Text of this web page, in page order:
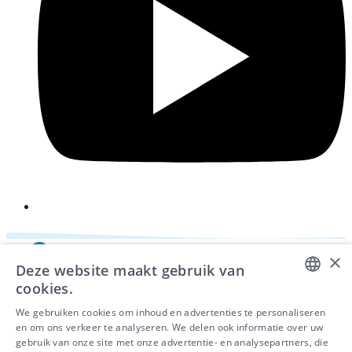
DUTCH
FRENCH
×
Deze website maakt gebruik van
cookies.
We gebruiken cookies om inhoud en advertenties te personaliseren
en om ons verkeer te analyseren. We delen ook informatie over uw
gebruik van onze site met onze advertentie- en analysepartners, die